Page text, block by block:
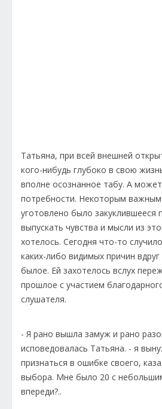
Татьяна, при всей внешней
кого-нибудь глубоко в свою
вполне осознанное табу. А
потребности. Некоторым
уготовлено было закуклившееся
выпускать чувства и мысли из
хотелось. Сегодня что-то
каких-либо видимых причин вдруг
былое. Ей захотелось вслух
прошлое с участием
слушателя.
- Я рано вышла замуж и рано
исповедовалась Татьяна. - я
признаться в ошибке своего,
выбора. Мне было 20 с
впереди?..